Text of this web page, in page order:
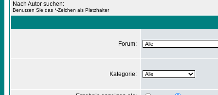
Nach Autor suchen:
Benutzen Sie das *-Zeichen als Platzhalter
Forum:
Kategorie: